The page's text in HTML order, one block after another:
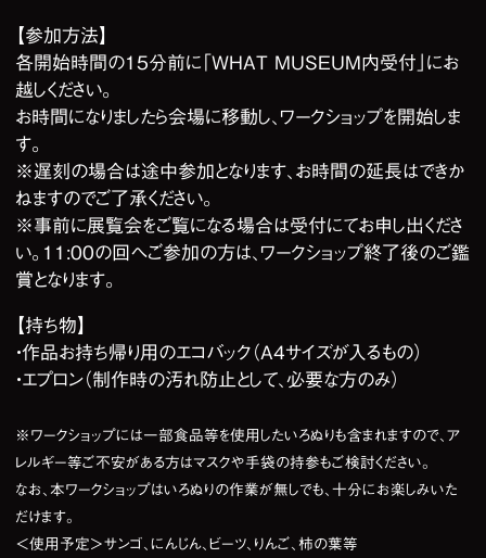
【参加方法】
各開始時間の15分前に「WHAT MUSEUM内受付」にお
越しください。
お時間になりましたら会場に移動し、ワークショップを開始しま
す。
※遅刻の場合は途中参加となります、お時間の延長はできか
ねますのでご了承ください。
※事前に展覧会をご覧になる場合は受付にてお申し出くださ
い。11:00の回へご参加の方は、ワークショップ終了後のご鑑
賞となります。
【持ち物】
・作品お持ち帰り用のエコバック（A4サイズが入るもの）
・エプロン（制作時の汚れ防止として、必要な方のみ）
※ワークショップには一部食品等を使用したいろぬりも含まれますので、ア
レルギー等ご不安がある方はマスクや手袋の持参もご検討ください。
なお、本ワークショップはいろぬりの作業が無しでも、十分にお楽しみいた
だけます。
＜使用予定＞サンゴ、にんじん、ビーツ、りんご、柿の葉等